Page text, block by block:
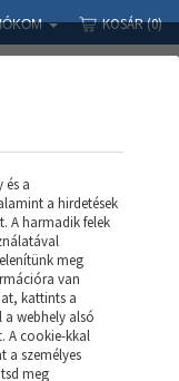
KOSÁR(0)
APROD Polc AP 128 (H)
és a
a hirdetések
A harmadik felek
meg
van
kattints a
webhely alsó
A cookie-kkal
személyes
meg